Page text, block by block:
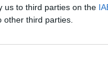
us to third parties on the
third parties.
daugiabučiais
AB „Klaipėdos